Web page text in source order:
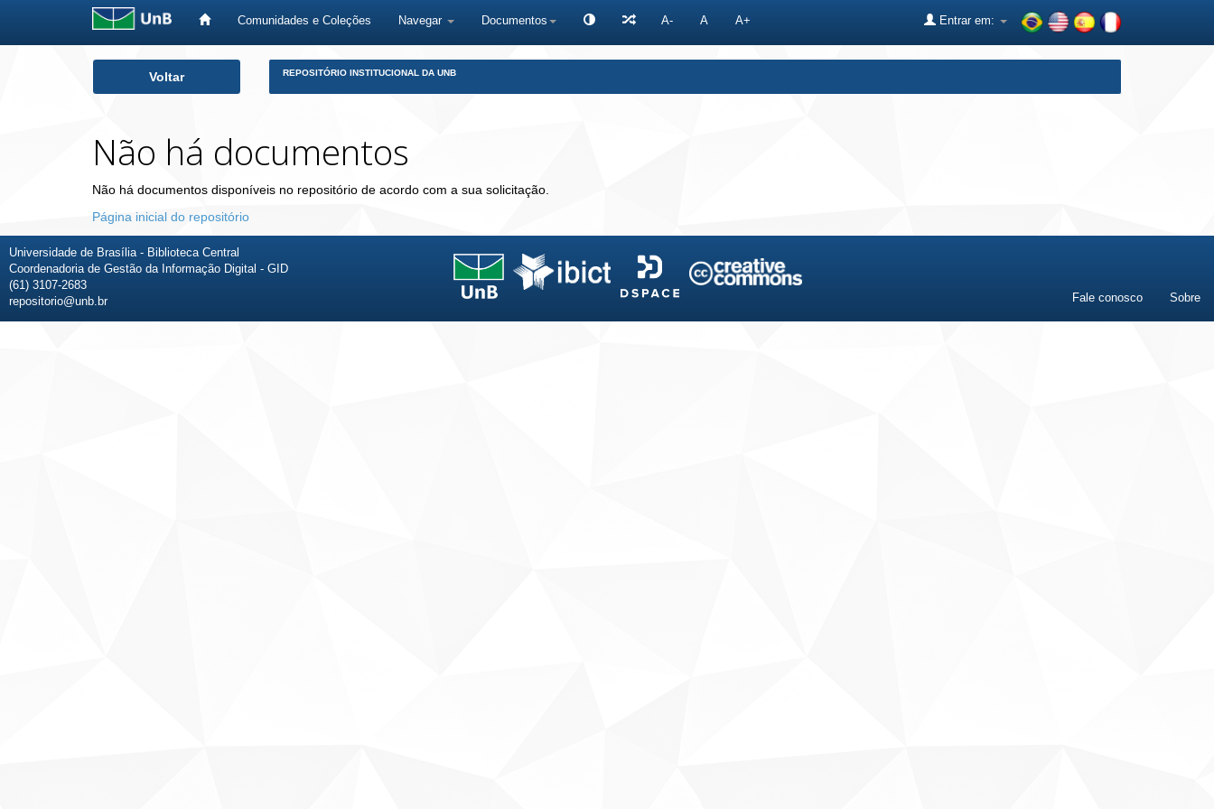
Comunidades e Coleções Navegar Documentos A- A A+ Entrar em:
Voltar REPOSITÓRIO INSTITUCIONAL DA UNB
Não há documentos
Não há documentos disponíveis no repositório de acordo com a sua solicitação.
Página inicial do repositório
Universidade de Brasília - Biblioteca Central
Coordenadoria de Gestão da Informação Digital - GID
(61) 3107-2683
repositorio@unb.br
Fale conosco Sobre